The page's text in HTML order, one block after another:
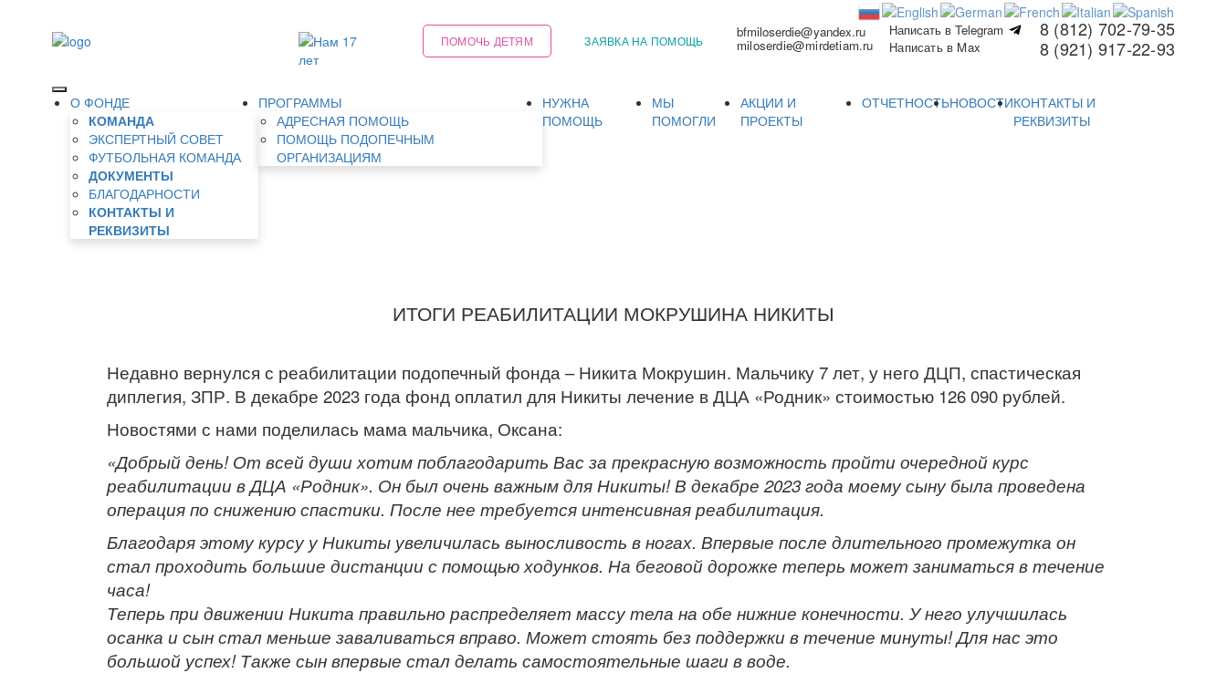
ПОМОЧЬ ДЕТЯМ ЗАЯВКА НА ПОМОЩЬ bfmiloserdie@yandex.ru
miloserdie@mirdetiam.ru
Написать в Telegram
Написать в Max
8 (812) 702-79-35
8 (921) 917-22-93
О ФОНДЕ
КОМАНДА
ЭКСПЕРТНЫЙ СОВЕТ
ФУТБОЛЬНАЯ КОМАНДА
ДОКУМЕНТЫ
БЛАГОДАРНОСТИ
КОНТАКТЫ И
РЕКВИЗИТЫ
ПРОГРАММЫ
АДРЕСНАЯ ПОМОЩЬ
ПОМОЩЬ ПОДОПЕЧНЫМ
ОРГАНИЗАЦИЯМ
НУЖНА
ПОМОЩЬ
МЫ
ПОМОГЛИ
АКЦИИ И
ПРОЕКТЫ
ОТЧЕТНОСТЬНОВОСТИКОНТАКТЫ И
РЕКВИЗИТЫ
ИТОГИ РЕАБИЛИТАЦИИ МОКРУШИНА НИКИТЫ
Недавно вернулся с реабилитации подопечный фонда – Никита Мокрушин. Мальчику 7 лет, у него ДЦП, спастическая
диплегия, ЗПР. В декабре 2023 года фонд оплатил для Никиты лечение в ДЦА «Родник» стоимостью 126 090 рублей.
Новостями с нами поделилась мама мальчика, Оксана:
«Добрый день! От всей души хотим поблагодарить Вас за прекрасную возможность пройти очередной курс
реабилитации в ДЦА «Родник». Он был очень важным для Никиты! В декабре 2023 года моему сыну была проведена
операция по снижению спастики. После нее требуется интенсивная реабилитация.
Благодаря этому курсу у Никиты увеличилась выносливость в ногах. Впервые после длительного промежутка он
стал проходить большие дистанции с помощью ходунков. На беговой дорожке теперь может заниматься в течение
часа!
Теперь при движении Никита правильно распределяет массу тела на обе нижние конечности. У него улучшилась
осанка и сын стал меньше заваливаться вправо. Может стоять без поддержки в течение минуты! Для нас это
большой успех! Также сын впервые стал делать самостоятельные шаги в воде.